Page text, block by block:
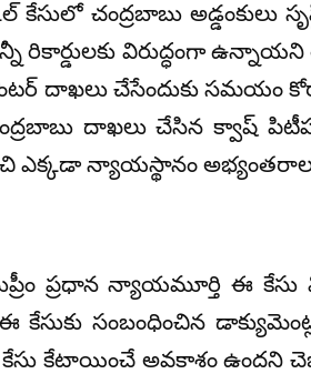
కేసులో చంద్రబాబు అడ్డంకులు
రికార్డులకు విరుద్ధంగా
దాఖలు చేసేందుకు సమయం
దాఖలు చేసిన క్వాష్
న్యాయస్థానం అభ్యంతరాలు
ప్రధాన న్యాయమూర్తి ఈ
కేసుకు సంబంధించిన
కేటాయించే అవకాశం ఉందని